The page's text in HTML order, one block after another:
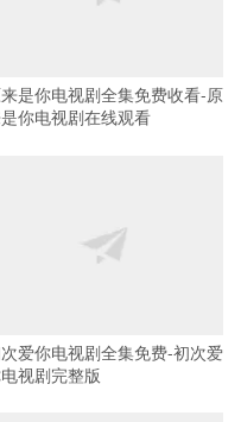
是你电视剧全集免费收看-原
你电视剧在线观看
爱你电视剧全集免费-初次爱
视剧完整版